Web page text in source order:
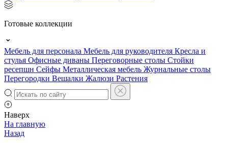
Готовые коллекции
Мебель для персонала Мебель для руководителя Кресла и
стулья Офисные диваны Переговорные столы Стойки
ресепшн Сейфы Металлическая мебель Журнальные столы
Перегородки Вешалки Жалюзи Растения
Наверх
На главную
Назад